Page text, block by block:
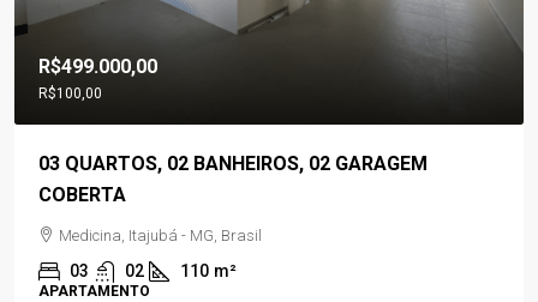
R$499.000,00
R$100,00
03 QUARTOS, 02 BANHEIROS, 02 GARAGEM
COBERTA
Medicina, Itajubá - MG, Brasil
03 02 110 m²
APARTAMENTO